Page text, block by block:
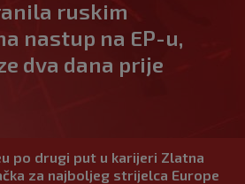
ruskim
nastup na EP-u,
dva dana prije
po drugi put u karijeri Zlatna
za najboljeg strijelca Europe